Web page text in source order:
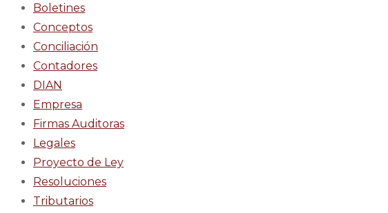
Boletines
Conceptos
Conciliación
Contadores
DIAN
Empresa
Firmas Auditoras
Legales
Proyecto de Ley
Resoluciones
Tributarios